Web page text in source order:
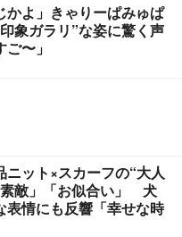
かよ」きゃりーぱみゅぱ
象ガラリ”な姿に驚く声
ご〜」
ニット×スカーフの“大人
敵」「お似合い」 犬
表情にも反響「幸せな時